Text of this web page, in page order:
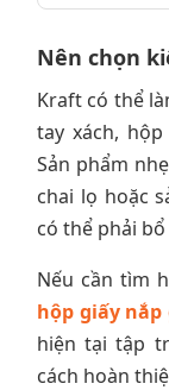
Nên chọn
Kraft có thể
tay xách,
Sản phẩm
chai lọ hoặc
có thể phải
Nếu cần tìm
hộp giấy nắp
hiện tại tập
cách hoàn